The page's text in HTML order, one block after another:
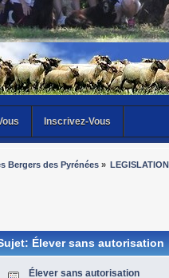
Inscrivez-Vous
Bergers des Pyrénées»
Élever sans autorisation
Élever sans autorisation